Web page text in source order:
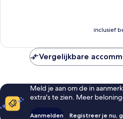
inclusief
Vergelijkbare
Meld je aan om de in
extra's te zien. Meer
Aanmelden Registreer je nu,